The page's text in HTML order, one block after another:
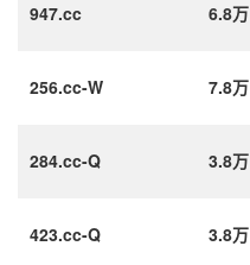
947.cc 6.8万
256.cc-W 7.8万
284.cc-Q 3.8万
423.cc-Q 3.8万